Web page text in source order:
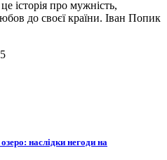
історія про мужність,
до своєї країни. Іван Попик
наслідки негоди на